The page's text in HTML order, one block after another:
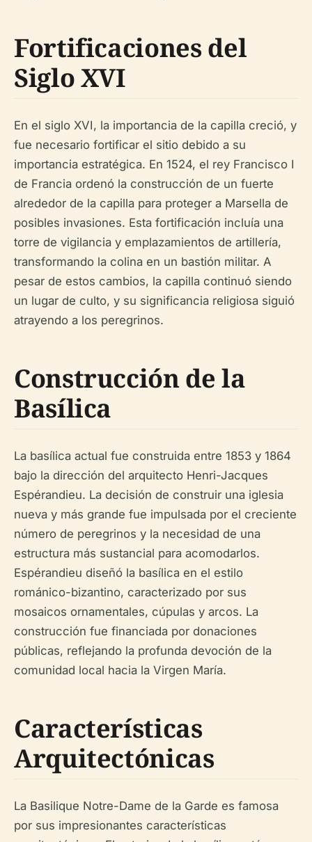
Fortificaciones del
Siglo XVI
En el siglo XVI, la importancia de la capilla creció, y
fue necesario fortificar el sitio debido a su
importancia estratégica. En 1524, el rey Francisco I
de Francia ordenó la construcción de un fuerte
alrededor de la capilla para proteger a Marsella de
posibles invasiones. Esta fortificación incluía una
torre de vigilancia y emplazamientos de artillería,
transformando la colina en un bastión militar. A
pesar de estos cambios, la capilla continuó siendo
un lugar de culto, y su significancia religiosa siguió
atrayendo a los peregrinos.
Construcción de la
Basílica
La basílica actual fue construida entre 1853 y 1864
bajo la dirección del arquitecto Henri-Jacques
Espérandieu. La decisión de construir una iglesia
nueva y más grande fue impulsada por el creciente
número de peregrinos y la necesidad de una
estructura más sustancial para acomodarlos.
Espérandieu diseñó la basílica en el estilo
románico-bizantino, caracterizado por sus
mosaicos ornamentales, cúpulas y arcos. La
construcción fue financiada por donaciones
públicas, reflejando la profunda devoción de la
comunidad local hacia la Virgen María.
Características
Arquitectónicas
La Basilique Notre-Dame de la Garde es famosa
por sus impresionantes características